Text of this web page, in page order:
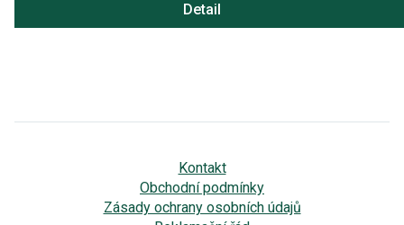
Detail
Kontakt
Obchodní podmínky
Zásady ochrany osobních údajů